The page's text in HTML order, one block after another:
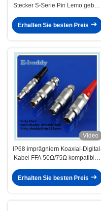
Stecker S-Serie Pin Lemo geben
PCA.0S.304.CLLD Sockel frei
Erhalten Sie besten Preis
Video
IP68 imprägniern Koaxial-
Kabel FFA 50Ω/75Ω kompatibles
Erhalten Sie besten Preis